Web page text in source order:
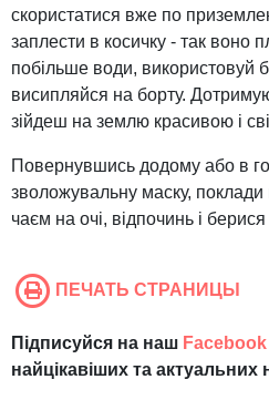
скористатися вже по
заплести в косичку - так воно
побільше води, використовуй
висипляйся на борту.
зійдеш на землю красивою і
Повернувшись додому або в
зволожувальну маску, поклади
чаєм на очі, відпочинь і
ПЕЧАТЬ СТРАНИЦЫ
Підписуйся на наш Facebook
найцікавіших та актуальних